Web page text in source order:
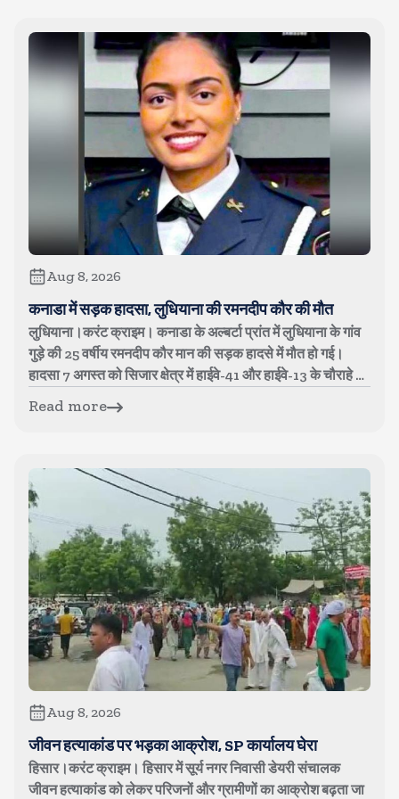
Aug 8, 2026
कनाडा में सड़क हादसा, लुधियाना की रमनदीप कौर की मौत
लुधियाना।करंट क्राइम। कनाडा के अल्बर्टा प्रांत में लुधियाना के गांव
गुड़े की 25 वर्षीय रमनदीप कौर मान की सड़क हादसे में मौत हो गई।
हादसा 7 अगस्त को सिजार क्षेत्र में हाईवे-41 और हाईवे-13 के चौराहे पर
Read more
Aug 8, 2026
जीवन हत्याकांड पर भड़का आक्रोश, SP कार्यालय घेरा
हिसार।करंट क्राइम। हिसार में सूर्य नगर निवासी डेयरी संचालक
जीवन हत्याकांड को लेकर परिजनों और ग्रामीणों का आक्रोश बढ़ता जा